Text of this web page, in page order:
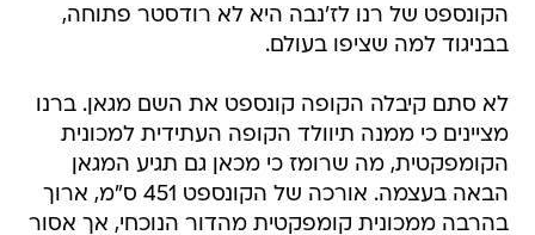
הקונספט של רנו לז'נבה היא לא רודסטר פתוחה,
בבניגוד למה שציפו בעולם.
לא סתם קיבלה הקופה קונספט את השם מגאן. ברנו
מציינים כי ממנה תיוולד הקופה העתידית למכונית
הקומפקטית, מה שרומז כי מכאן גם תגיע המגאן
הבאה בעצמה. אורכה של הקונספט 451 ס"מ, ארוך
בהרבה ממכונית קומפקטית מהדור הנוכחי, אך אסור